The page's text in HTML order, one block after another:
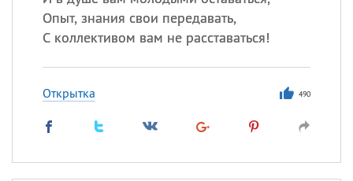
Опыт, знания свои передавать,
С коллективом вам не расставаться!
Открытка 490